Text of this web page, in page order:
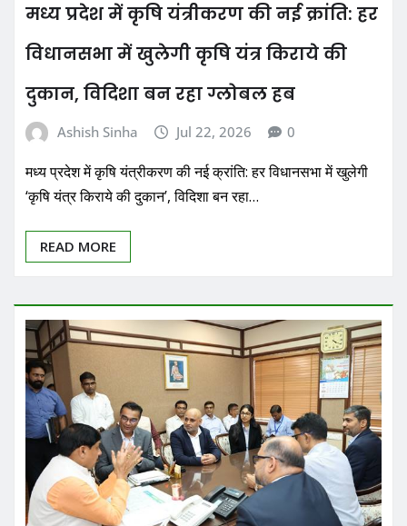
मध्य प्रदेश में कृषि यंत्रीकरण की नई क्रांति: हर
विधानसभा में खुलेगी कृषि यंत्र किराये की
दुकान, विदिशा बन रहा ग्लोबल हब
Ashish Sinha Jul 22, 2026 0
मध्य प्रदेश में कृषि यंत्रीकरण की नई क्रांति: हर विधानसभा में खुलेगी
‘कृषि यंत्र किराये की दुकान’, विदिशा बन रहा…
READ MORE